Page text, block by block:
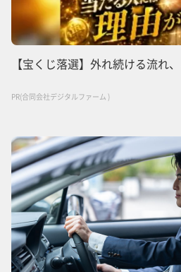
【宝くじ落選】外れ続ける流れ
PR(合同会社デジタルファーム )